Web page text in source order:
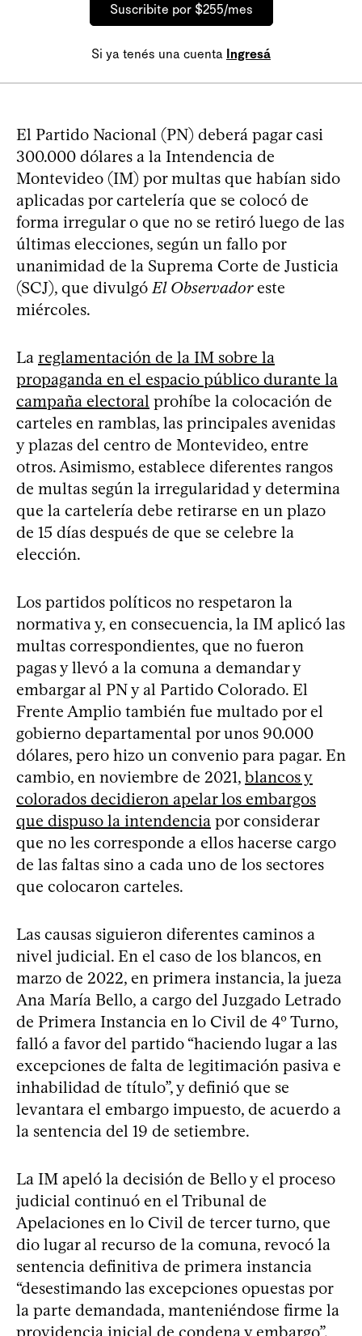
Suscribite por $255/mes
Si ya tenés una cuenta Ingresá
El Partido Nacional (PN) deberá pagar casi
300.000 dólares a la Intendencia de
Montevideo (IM) por multas que habían sido
aplicadas por cartelería que se colocó de
forma irregular o que no se retiró luego de las
últimas elecciones, según un fallo por
unanimidad de la Suprema Corte de Justicia
(SCJ), que divulgó El Observadoreste
miércoles.
La reglamentación de la IM sobre la
propaganda en el espacio público durante la
campaña electoral prohíbe la colocación de
carteles en ramblas, las principales avenidas
y plazas del centro de Montevideo, entre
otros. Asimismo, establece diferentes rangos
de multas según la irregularidad y determina
que la cartelería debe retirarse en un plazo
de 15 días después de que se celebre la
elección.
Los partidos políticos no respetaron la
normativa y, en consecuencia, la IM aplicó las
multas correspondientes, que no fueron
pagas y llevó a la comuna a demandar y
embargar al PN y al Partido Colorado. El
Frente Amplio también fue multado por el
gobierno departamental por unos 90.000
dólares, pero hizo un convenio para pagar. En
cambio, en noviembre de 2021, blancos y
colorados decidieron apelar los embargos
que dispuso la intendencia por considerar
que no les corresponde a ellos hacerse cargo
de las faltas sino a cada uno de los sectores
que colocaron carteles.
Las causas siguieron diferentes caminos a
nivel judicial. En el caso de los blancos, en
marzo de 2022, en primera instancia, la jueza
Ana María Bello, a cargo del Juzgado Letrado
de Primera Instancia en lo Civil de 4º Turno,
falló a favor del partido “haciendo lugar a las
excepciones de falta de legitimación pasiva e
inhabilidad de título”, y definió que se
levantara el embargo impuesto, de acuerdo a
la sentencia del 19 de setiembre.
La IM apeló la decisión de Bello y el proceso
judicial continuó en el Tribunal de
Apelaciones en lo Civil de tercer turno, que
dio lugar al recurso de la comuna, revocó la
sentencia definitiva de primera instancia
“desestimando las excepciones opuestas por
la parte demandada, manteniéndose firme la
providencia inicial de condena y embargo”.